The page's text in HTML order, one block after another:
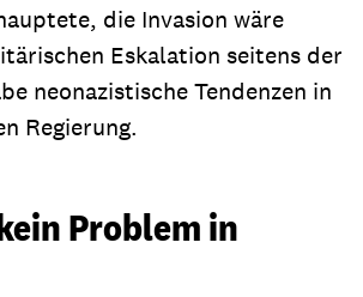
die Invasion wäre
Eskalation seitens der
neonazistische Tendenzen in
Regierung.
Problem in